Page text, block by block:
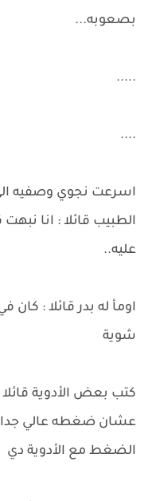
بصعوبه...
.....
....
اسرعت نجوي وصفيه
الطبيب قائلا : انا
عليه..
اومأ له بدر قائلا :
شوية
كتب بعض الأدوية
عشان ضغطه عالي جدا....
الضغط مع الأدوية دي